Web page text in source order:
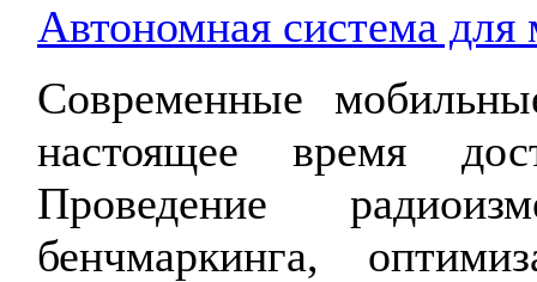
Автономная система
Современные
настоящее время
Проведение
бенчмаркинга,